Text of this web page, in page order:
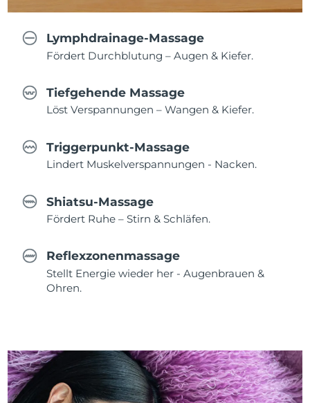
Lymphdrainage-Massage
Fördert Durchblutung – Augen & Kiefer.
Tiefgehende Massage
Löst Verspannungen – Wangen & Kiefer.
Triggerpunkt-Massage
Lindert Muskelverspannungen - Nacken.
Shiatsu-Massage
Fördert Ruhe – Stirn & Schläfen.
Reflexzonenmassage
Stellt Energie wieder her - Augenbrauen &
Ohren.